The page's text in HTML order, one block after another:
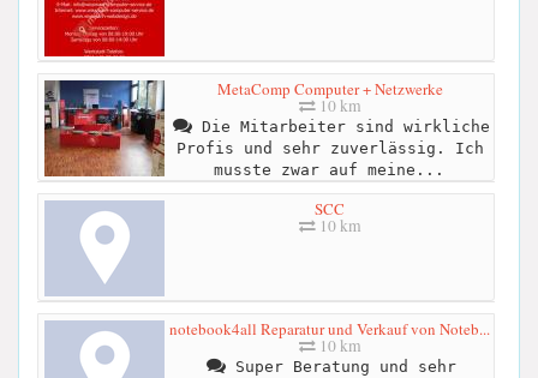
MetaComp Computer + Netzwerke
10 km
Die Mitarbeiter sind wirkliche
Profis und sehr zuverlässig. Ich
musste zwar auf meine...
SCC
10 km
notebook4all Reparatur und Verkauf von Noteb...
10 km
Super Beratung und sehr